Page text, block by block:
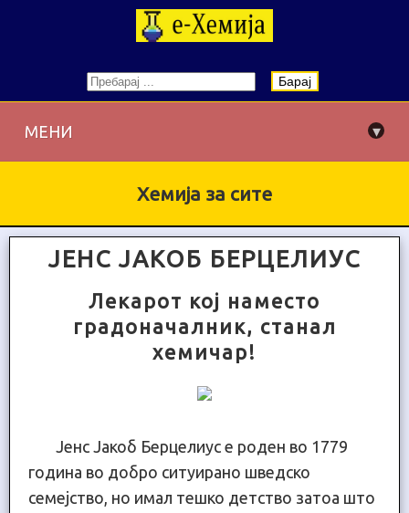
Барај
МЕНИ ▾
Хемија за сите
ЈЕНС ЈАКОБ БЕРЦЕЛИУС
Лекарот кој наместо
градоначалник, станал
хемичар!
Јенс Јакоб Берцелиус е роден во 1779
година во добро ситуирано шведско
семејство, но имал тешко детство затоа што